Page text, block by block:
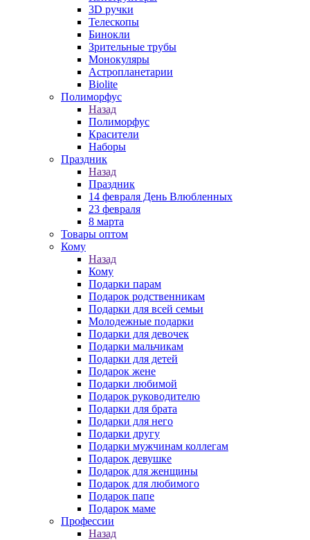
3D ручки
Телескопы
Бинокли
Зрительные трубы
Монокуляры
Астропланетарии
Biolite
Полиморфус
Назад
Полиморфус
Красители
Наборы
Праздник
Назад
Праздник
14 февраля День Влюбленных
23 февраля
8 марта
Товары оптом
Кому
Назад
Кому
Подарки парам
Подарок родственникам
Подарки для всей семьи
Молодежные подарки
Подарки для девочек
Подарки мальчикам
Подарки для детей
Подарок жене
Подарки любимой
Подарок руководителю
Подарки для брата
Подарки для него
Подарки другу
Подарки мужчинам коллегам
Подарок девушке
Подарок для женщины
Подарок для любимого
Подарок папе
Подарок маме
Профессии
Назад